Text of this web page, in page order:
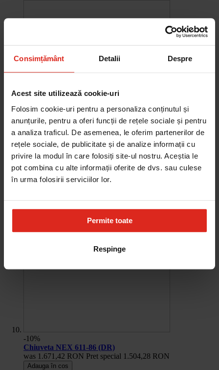
Consimțământ Detalii Despre
Acest site utilizează cookie-uri
Folosim cookie-uri pentru a personaliza conținutul și
anunțurile, pentru a oferi funcții de rețele sociale și pentru
a analiza traficul. De asemenea, le oferim partenerilor de
rețele sociale, de publicitate și de analize informații cu
privire la modul în care folosiți site-ul nostru. Aceștia le
pot combina cu alte informații oferite de dvs. sau culese
în urma folosirii serviciilor lor.
Permite toate
Respinge
-10%
Chiuveta Maris MRG 610-60
was 2.576,33 RON Pret special 2.318,70 RON
Adauga în cos
-10%
Chiuveta NEX 611-86 (DR)
was 1.671,42 RON Pret special 1.504,28 RON
Adauga în cos